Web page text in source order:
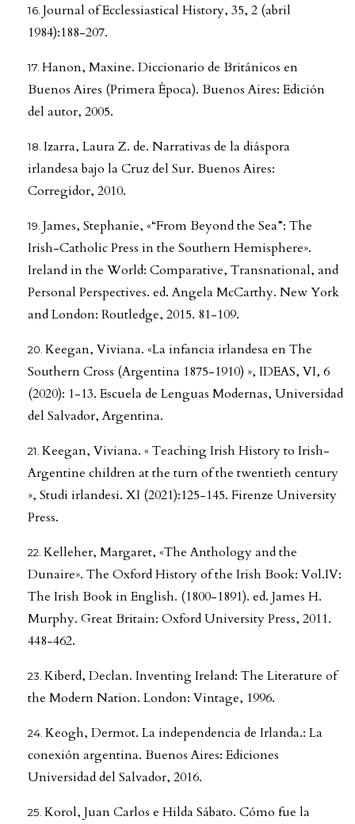
Journal of Ecclessiastical History, 35, 2 (abril
1984):188-207.
Hanon, Maxine. Diccionario de Británicos en
Buenos Aires (Primera Época). Buenos Aires: Edición
del autor, 2005.
Izarra, Laura Z. de. Narrativas de la diáspora
irlandesa bajo la Cruz del Sur. Buenos Aires:
Corregidor, 2010.
James, Stephanie, «“From Beyond the Sea”: The
Irish-Catholic Press in the Southern Hemisphere».
Ireland in the World: Comparative, Transnational, and
Personal Perspectives. ed. Angela McCarthy. New York
and London: Routledge, 2015. 81-109.
Keegan, Viviana. «La infancia irlandesa en The
Southern Cross (Argentina 1875-1910) », IDEAS, VI, 6
(2020): 1-13. Escuela de Lenguas Modernas, Universidad
del Salvador, Argentina.
Keegan, Viviana. « Teaching Irish History to Irish-
Argentine children at the turn of the twentieth century
», Studi irlandesi. XI (2021):125-145. Firenze University
Press.
Kelleher, Margaret, «The Anthology and the
Dunaire». The Oxford History of the Irish Book: Vol.IV:
The Irish Book in English. (1800-1891). ed. James H.
Murphy. Great Britain: Oxford University Press, 2011.
448-462.
Kiberd, Declan. Inventing Ireland: The Literature of
the Modern Nation. London: Vintage, 1996.
Keogh, Dermot. La independencia de Irlanda.: La
conexión argentina. Buenos Aires: Ediciones
Universidad del Salvador, 2016.
Korol, Juan Carlos e Hilda Sábato. Cómo fue la